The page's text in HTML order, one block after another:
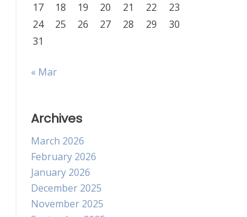
17
18 19 20 21 22
23
24
25 26 27 28 29
30
31
« Mar
Archives
March 2026
February 2026
January 2026
December 2025
November 2025